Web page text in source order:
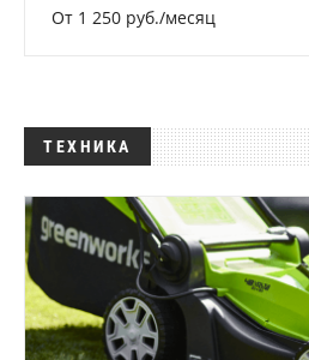
От 1 250 руб./месяц
ТЕХНИКА